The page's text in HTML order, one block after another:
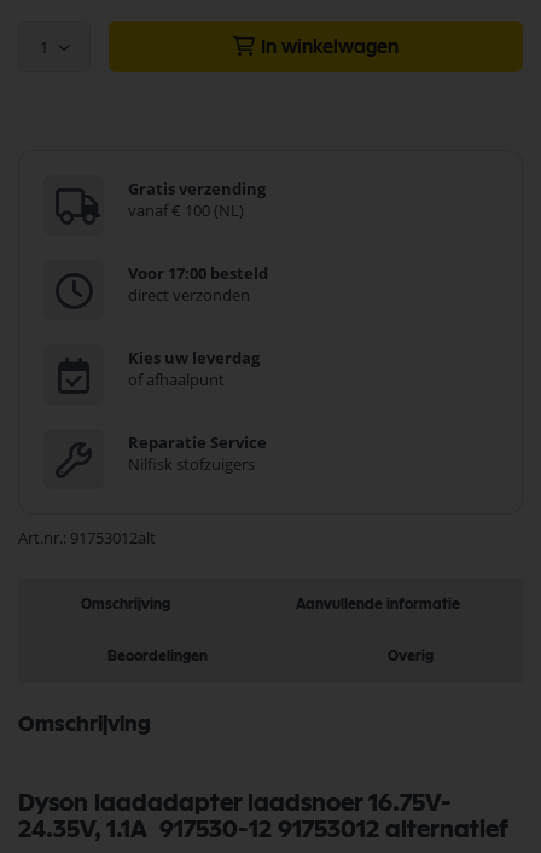
1 In winkelwagen
Gratis verzending
vanaf € 100 (NL)
Voor 17:00 besteld
direct verzonden
Kies uw leverdag
of afhaalpunt
Reparatie Service
Nilfisk stofzuigers
Art.nr. 91753012alt
Omschrijving Aanvullende informatie
Beoordelingen Overig
Omschrijving
Dyson laadadapter laadsnoer 16.75V-
24.35V, 1.1A 917530-12 91753012 alternatief